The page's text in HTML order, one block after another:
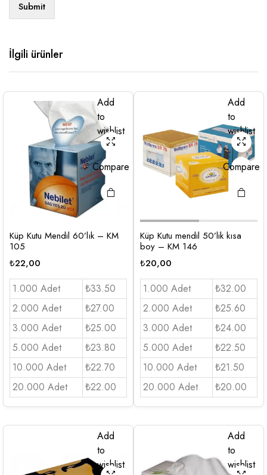
İlgili ürünler
Add
to
wishlist
Compare
Küp Kutu Mendil 60’lık – KM
105
₺22,00
1.000 Adet
₺33.50
2.000 Adet
₺27.00
3.000 Adet
₺25.00
5.000 Adet
₺23.80
10.000 Adet
₺22.70
20.000 Adet
₺22.00
Add
to
wishlist
Compare
Küp Kutu mendil 50’lik kısa
boy – KM 146
₺20,00
1.000 Adet
₺32.00
2.000 Adet
₺25.60
3.000 Adet
₺24.00
5.000 Adet
₺22.50
10.000 Adet
₺21.50
20.000 Adet
₺20.00
Add
to
wishlist
Add
to
wishlist